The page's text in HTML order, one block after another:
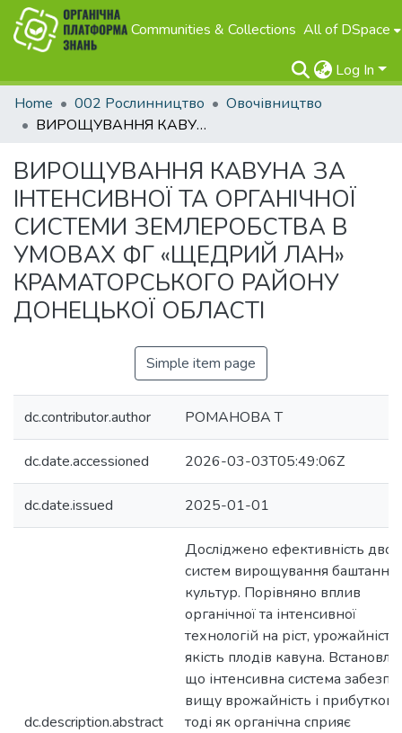
Communities & Collections All of DSpace
Log In
Home
002 Рослинництво
Овочівництво
ВИРОЩУВАННЯ КАВУНА ЗА ІНТЕНСИВНОЇ ТА ОРГАНІЧНОЇ СИСТЕМИ ЗЕМЛЕРОБСТВА В УМОВАХ ФГ «ЩЕДРИЙ ЛАН» КРАМАТОРСЬКОГО РАЙОНУ ДОНЕЦЬКОЇ ОБЛАСТІ
ВИРОЩУВАННЯ КАВУНА ЗА
ІНТЕНСИВНОЇ ТА ОРГАНІЧНОЇ
СИСТЕМИ ЗЕМЛЕРОБСТВА В
УМОВАХ ФГ «ЩЕДРИЙ ЛАН»
КРАМАТОРСЬКОГО РАЙОНУ
ДОНЕЦЬКОЇ ОБЛАСТІ
Simple item page
dc.contributor.author РОМАНОВА Т
dc.date.accessioned 2026-03-03T05:49:06Z
dc.date.issued 2025-01-01
dc.description.abstract
Досліджено ефективність двох
систем вирощування
культур. Порівняно вплив
органічної та інтенсивної
технологій на ріст, урожайність
якість плодів кавуна.
що інтенсивна система
вищу врожайність і
тоді як органічна сприяє